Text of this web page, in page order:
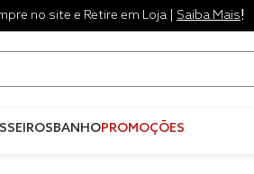
no site e Retire em Loja | Saiba Mais!
BANHOPROMOÇÕES